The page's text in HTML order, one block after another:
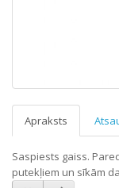
Apraksts
Saspiests gaiss.
putekļiem un sīkām